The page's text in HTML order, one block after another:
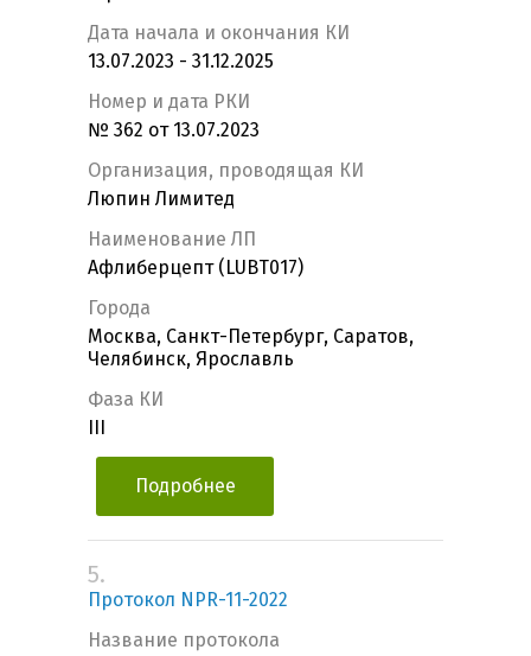
Дата начала и окончания КИ
13.07.2023 - 31.12.2025
Номер и дата РКИ
№ 362 от 13.07.2023
Организация, проводящая КИ
Люпин Лимитед
Наименование ЛП
Афлиберцепт (LUBT017)
Города
Москва, Санкт-Петербург, Саратов,
Челябинск, Ярославль
Фаза КИ
Подробнее
5.
Протокол NPR-11-2022
Название протокола